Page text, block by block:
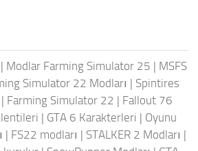
| Modlar Farming Simulator 25 | MSFS
Simulator 22 Modları | Spintires
| Farming Simulator 22 | Fallout 76
| GTA 6 Karakterleri | Oyunu
| FS22 modları | STALKER 2 Modları |